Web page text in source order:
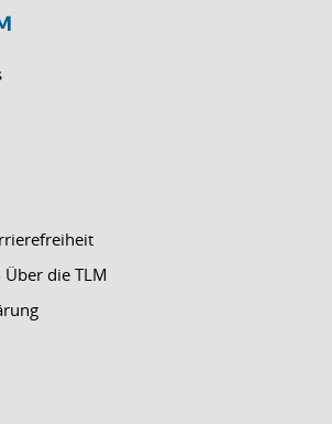
Über die TLM